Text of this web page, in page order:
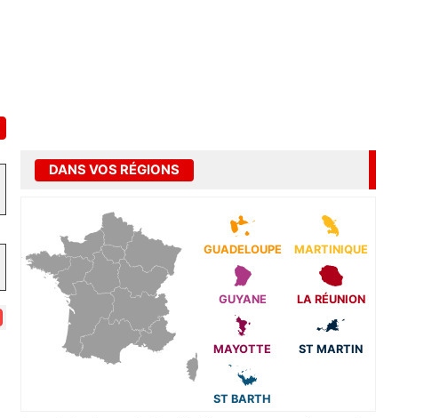
DANS VOS RÉGIONS
GUADELOUPE MARTINIQUE
GUYANE LA RÉUNION
MAYOTTE ST MARTIN
ST BARTH